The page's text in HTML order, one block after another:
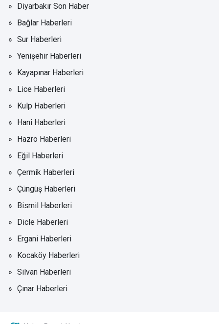
Diyarbakır Son Haber
Bağlar Haberleri
Sur Haberleri
Yenişehir Haberleri
Kayapınar Haberleri
Lice Haberleri
Kulp Haberleri
Hani Haberleri
Hazro Haberleri
Eğil Haberleri
Çermik Haberleri
Çüngüş Haberleri
Bismil Haberleri
Dicle Haberleri
Ergani Haberleri
Kocaköy Haberleri
Silvan Haberleri
Çınar Haberleri